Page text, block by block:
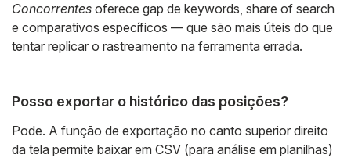
Concorrentes oferece gap de keywords, share of search
e comparativos específicos — que são mais úteis do que
tentar replicar o rastreamento na ferramenta errada.
Posso exportar o histórico das posições?
Pode. A função de exportação no canto superior direito
da tela permite baixar em CSV (para análise em planilhas)